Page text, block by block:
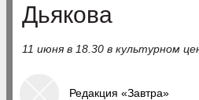
Дьякова
11 июня в 18.30 в культурном
Редакция «Завтра»